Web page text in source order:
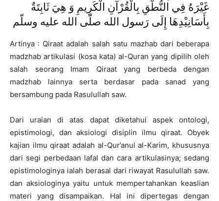
غَيْرَهُ فِي النُّطْقِ بِالْقُرْآنِ الْكَرِيمِ وَ هِيَ ثَابِتَةٌ
بِأَسَانِيْدِهَا إِلَى رَسول الله صلّى الله عليه وسلّم
Artinya : Qiraat adalah salah satu mazhab dari beberapa
madzhab artikulasi (kosa kata) al-Quran yang dipilih oleh
salah seorang Imam Qiraat yang berbeda dengan
madzhab lainnya serta berdasar pada sanad yang
bersambung pada Rasulullah saw.
Dari uraian di atas dapat diketahui aspek ontologi,
epistimologi, dan aksiologi disiplin ilmu qiraat. Obyek
kajian ilmu qiraat adalah al-Qur’anul al-Karim, khususnya
dari segi perbedaan lafal dan cara artikulasinya; sedang
epistimologinya ialah berasal dari riwayat Rasulullah saw.
dan aksiologinya yaitu untuk mempertahankan keaslian
materi yang disampaikan. Hal ini dipertegas dengan